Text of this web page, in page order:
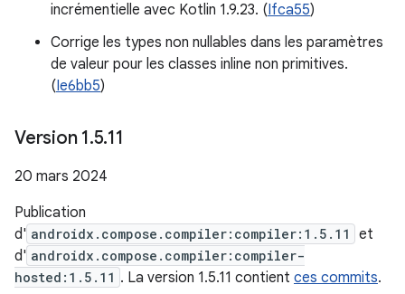
incrémentielle avec Kotlin 1.9.23. (Ifca55)
Corrige les types non nullables dans les paramètres
de valeur pour les classes inline non primitives.
(Ie6bb5)
Version 1.5.11
20 mars 2024
Publication
d' androidx.compose.compiler:compiler:1.5.11
et
d' androidx.compose.compiler:compiler-
hosted:1.5.11 . La version 1.5.11 contient ces commits.